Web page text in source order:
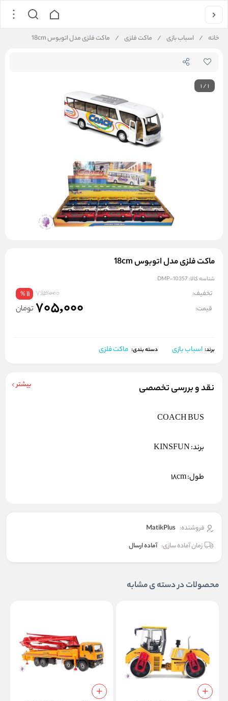
خانه / اسباب بازی / ماکت فلزی / ماکت فلزی مدل اتوبوس 18cm
1/1
ماکت فلزی مدل اتوبوس 18cm
شناسه کالا: DMP-10357
تخفیف: 793000
11
%
قیمت: 705,000 تومان
برند: اسباب بازی دسته بندی: ماکت فلزی
نقد و بررسی تخصصی بیشتر
COACH BUS
برند:KINSFUN
طول: 18cm
فروشنده: MatikPlus
زمان آماده سازی: آماده ارسال
محصولات در دسته ی مشابه